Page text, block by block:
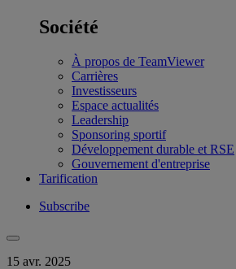
Société
À propos de TeamViewer
Carrières
Investisseurs
Espace actualités
Leadership
Sponsoring sportif
Développement durable et RSE
Gouvernement d'entreprise
Tarification
Subscribe
15 avr. 2025